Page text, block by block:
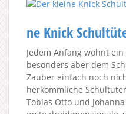
ne Knick
Jedem Anfang wohnt
besonders aber dem
Zauber einfach noch
herkömmliche
Tobias Otto und